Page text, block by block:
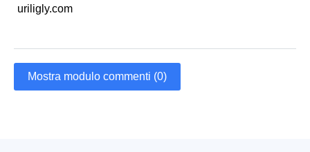
uriligly.com
Mostra modulo commenti (0)